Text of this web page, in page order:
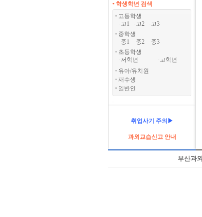
• 학생학년 검색
고등학생
-고1 -고2 -고3
중학생
-중1 -중2 -중3
초등학생
-저학년 -고학년
유아/유치원
재수생
일반인
취업사기 주의▶
과외교습신고 안내
부산과